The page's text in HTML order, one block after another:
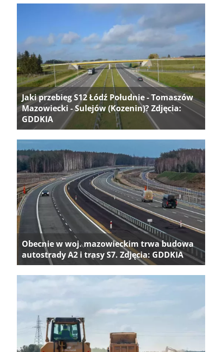
Jaki przebieg S12 Łódź Południe - Tomaszów
Mazowiecki - Sulejów (Kozenin)? Zdjęcia:
GDDKIA
Obecnie w woj. mazowieckim trwa budowa
autostrady A2 i trasy S7. Zdjęcia: GDDKIA